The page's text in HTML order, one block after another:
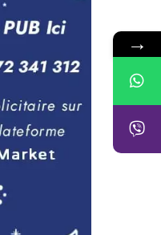
- Hidjama
FFP2
→